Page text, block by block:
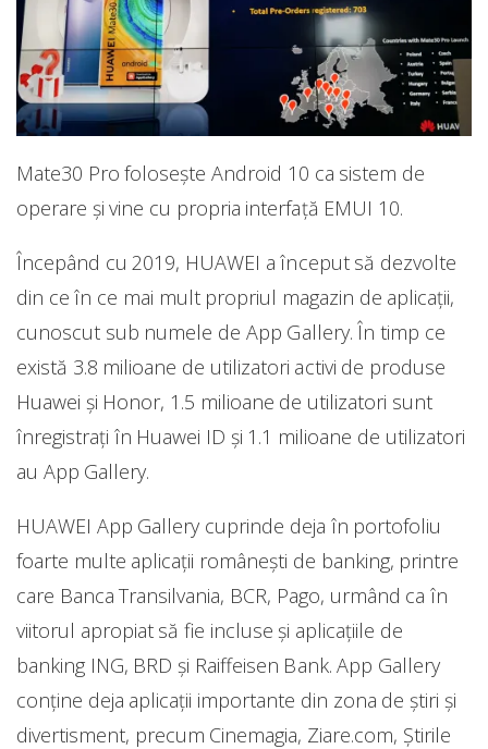
Mate30 Pro folosește Android 10 ca sistem de
operare și vine cu propria interfață EMUI 10.
Începând cu 2019, HUAWEI a început să dezvolte
din ce în ce mai mult propriul magazin de aplicații,
cunoscut sub numele de App Gallery. În timp ce
există 3.8 milioane de utilizatori activi de produse
Huawei și Honor, 1.5 milioane de utilizatori sunt
înregistrați în Huawei ID și 1.1 milioane de utilizatori
au App Gallery.
HUAWEI App Gallery cuprinde deja în portofoliu
foarte multe aplicații românești de banking, printre
care Banca Transilvania, BCR, Pago, urmând ca în
viitorul apropiat să fie incluse și aplicațiile de
banking ING, BRD și Raiffeisen Bank. App Gallery
conține deja aplicații importante din zona de știri și
divertisment, precum Cinemagia, Ziare.com, Știrile